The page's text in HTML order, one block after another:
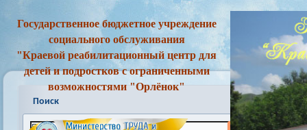
Государственное бюджетное учреждение
социального обслуживания
"Краевой реабилитационный центр для
детей и подростков с ограниченными
возможностями "Орлёнок"
Поиск